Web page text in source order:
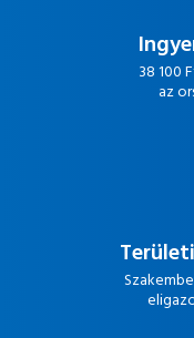
38 100
az